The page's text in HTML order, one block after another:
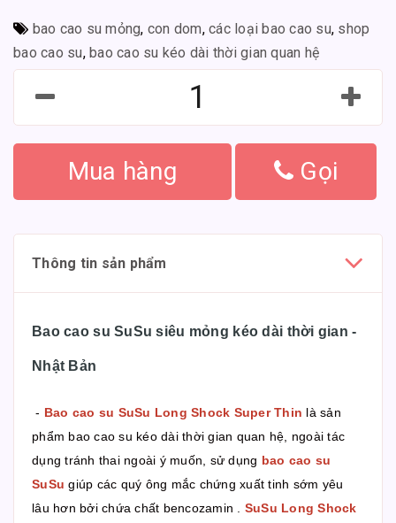
bao cao su mỏng, con dom, các loại bao cao su, shop
bao cao su, bao cao su kéo dài thời gian quan hệ
Mua hàng Gọi
Thông tin sản phẩm
Bao cao su SuSu siêu mỏng kéo dài thời gian -
Nhật Bản
- Bao cao su SuSu Long Shock Super Thin là sản
phẩm bao cao su kéo dài thời gian quan hệ, ngoài tác
dụng tránh thai ngoài ý muốn, sử dụng bao cao su
SuSu giúp các quý ông mắc chứng xuất tinh sớm yêu
lâu hơn bởi chứa chất bencozamin . SuSu Long Shock